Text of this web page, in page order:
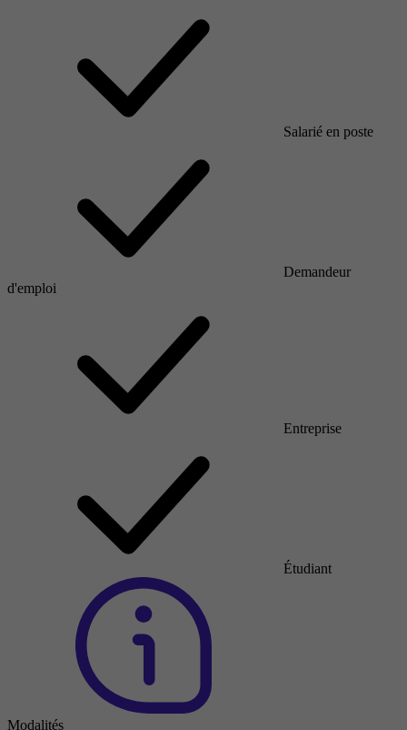
Salarié en poste
Demandeur
d'emploi
Entreprise
Étudiant
Modalités